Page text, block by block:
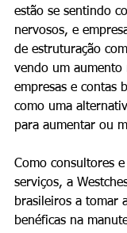
estão se sentindo
nervosos, e
de estruturação
vendo um aumento
empresas e contas
como uma
para aumentar ou
Como consultores
serviços, a
brasileiros a tomar
benéficas na